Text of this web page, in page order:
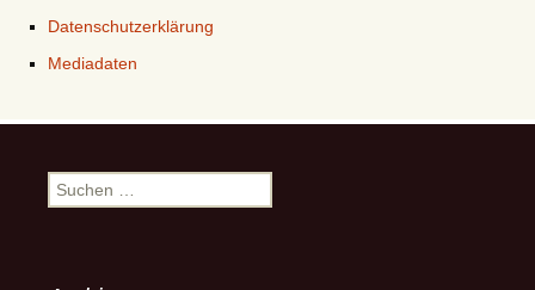
Datenschutzerklärung
Mediadaten
Suchen
nach: